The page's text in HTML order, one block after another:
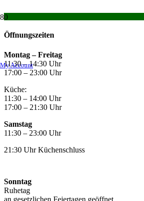
My Account
Öffnungszeiten
Montag –Freitag
11:30 – 14:30 Uhr
17:00 – 23:00 Uhr
Küche:
11:30 – 14:00 Uhr
17:00 – 21:30 Uhr
Samstag
11:30 – 23:00 Uhr
21:30 Uhr Küchenschluss
Sonntag
Ruhetag
an gesetzlichen Feiertagen geöffnet